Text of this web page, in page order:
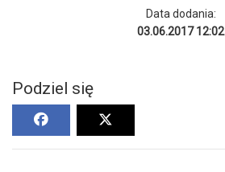
Data dodania:
03.06.2017 12:02
Podziel się